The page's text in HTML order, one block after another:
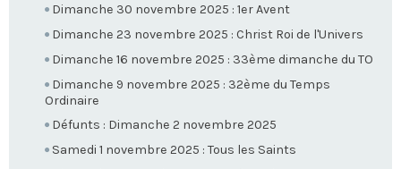
Dimanche 30 novembre 2025 : 1er Avent
Dimanche 23 novembre 2025 : Christ Roi de l'Univers
Dimanche 16 novembre 2025 : 33ème dimanche du TO
Dimanche 9 novembre 2025 : 32ème du Temps
Ordinaire
Défunts : Dimanche 2 novembre 2025
Samedi 1 novembre 2025 : Tous les Saints